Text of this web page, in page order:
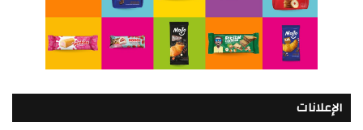
الإعلانات